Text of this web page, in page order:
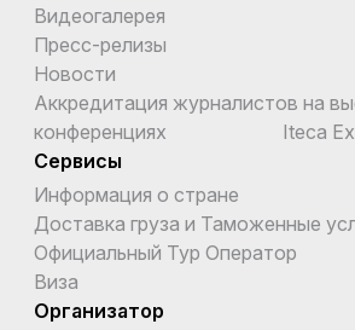
Видеогалерея
Пресс-релизы
Новости
Аккредитация журналистов на
конференциях Iteca
Сервисы
Информация о стране
Доставка груза и Таможенные
Официальный Тур Оператор
Виза
Организатор